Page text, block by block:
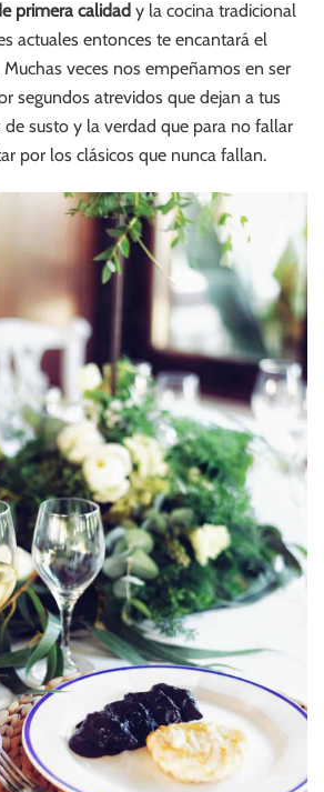
primera calidady la cocina tradicional
actuales entonces te encantará el
Muchas veces nos empeñamos en ser
segundos atrevidos que dejan a tus
de susto y la verdad que para no fallar
por los clásicos que nunca fallan.